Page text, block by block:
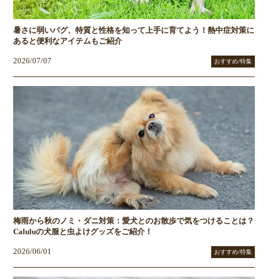
暑さに弱いパグ、特質と性格を知って上手に育てよう！熱中症対策に
あると便利なアイテムもご紹介
2026/07/07 おすすめ/特集
梅雨から秋のノミ・ダニ対策：愛犬とのお散歩で気をつけることは？
Caluluの犬服と虫よけグッズをご紹介！
2026/06/01 おすすめ/特集